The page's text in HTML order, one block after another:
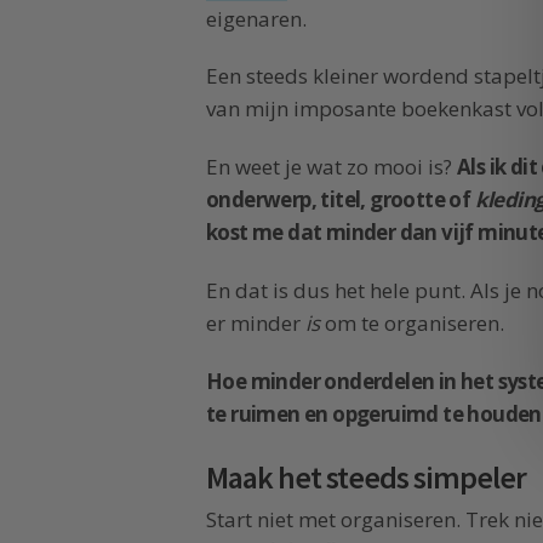
eigenaren.
Een steeds kleiner wordend
van mijn imposante boekenkast
En weet je wat zo mooi is? Als ik
onderwerp, titel, grootte of
kost me dat minder dan vijf
En dat is dus het hele punt. Als je
er minder isom te organiseren.
Hoe minder onderdelen in het
te ruimen en opgeruimd te houden
Maak het steeds simpeler
Start niet met organiseren. Trek